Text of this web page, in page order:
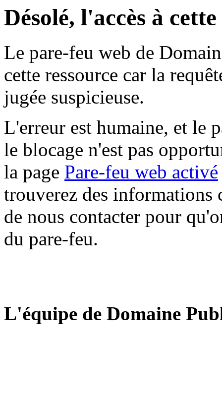
Désolé, l'accès à
Le pare-feu web de
cette ressource car la
jugée suspicieuse.
L'erreur est humaine, et le
le blocage n'est pas
la page Pare-feu web activé
trouverez des informations
de nous contacter pour
du pare-feu.
L'équipe de Domaine